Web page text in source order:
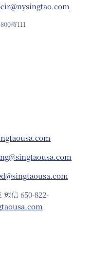
cir@nysingtao.com
按111
短信 650-822-